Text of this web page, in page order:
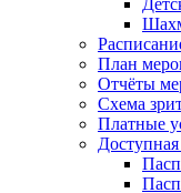
План
Отчёты
Схема
Платные
Доступная